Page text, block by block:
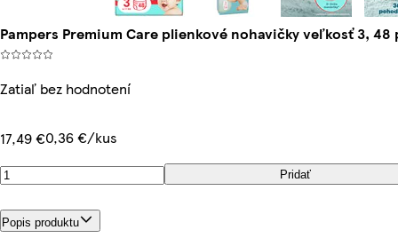
Pampers Premium Care plienkové nohavičky veľkosť 3, 48
Zatiaľ bez hodnotení
17,49 €0,36 €/kus
Pridať
Popis produktu